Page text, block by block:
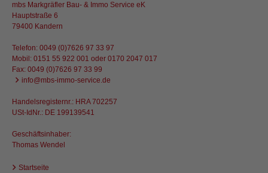
mbs Markgräfler Bau- & Immo Service eK
Hauptstraße 6
79400 Kandern
Telefon: 0049 (0)7626 97 33 97
Mobil: 0151 55 922 001 oder 0170 2047 017
Fax: 0049 (0)7626 97 33 99
info@mbs-immo-service.de
Handelsregisternr.: HRA 702257
USt-IdNr.: DE 199139541
Geschäftsinhaber:
Thomas Wendel
Startseite